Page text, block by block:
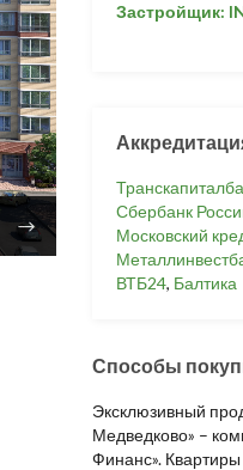
Застройщик:
Сбербанк
Московский
ВТБ24, Балтика
Способы
Эксклюзивный
Медведково» –
Финанс».